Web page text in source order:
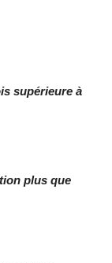
supérieure à
plus que